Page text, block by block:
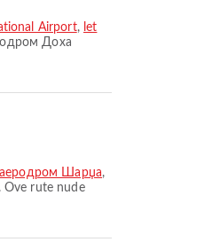
Airport, let
Доха
Шарџа,
rute nude